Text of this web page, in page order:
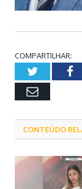
COMPARTILHAR:
Twitter
Email
CONTEÚDO